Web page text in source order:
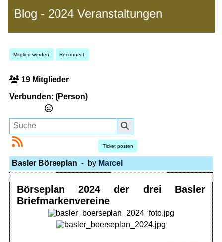
Blog - 2024 Veranstaltungen
Mitglied werden Reconnect
19 Mitglieder
Verbunden: (Person)
Ticket posten
Basler Börseplan - by Marcel
Börseplan 2024 der drei Basler
Briefmarkenvereine